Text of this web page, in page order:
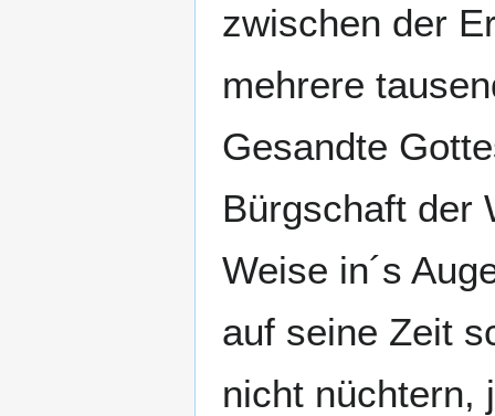
zwischen der
mehrere
Gesandte
Bürgschaft der
Weise in´s
auf seine Zeit
nicht nüchtern,